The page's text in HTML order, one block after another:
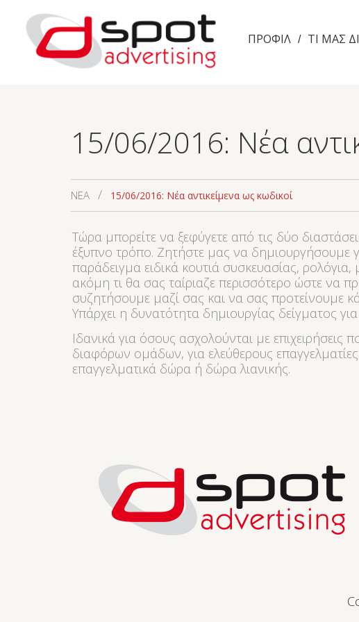
ΠΡΟΦΙΛ / ΤΙ ΜΑΣ
15/06/2016: Νέα
NEA / 15/06/2016: Νέα αντικείμενα ως κωδικοί
Τώρα μπορείτε να ξεφύγετε από τις δύο
έξυπνο τρόπο. Ζητήστε μας να δημιουργήσουμε
παράδειγμα ειδικά κουτιά συσκευασίας,
ακόμη τι θα σας ταίριαζε περισσότερο ώστε να
συζητήσουμε μαζί σας και να σας προτείνουμε
Υπάρχει η δυνατότητα δημιουργίας δείγματος
Ιδανικά για όσους ασχολούνται με
διαφόρων ομάδων, για ελεύθερους
επαγγελματικά δώρα ή δώρα λιανικής.